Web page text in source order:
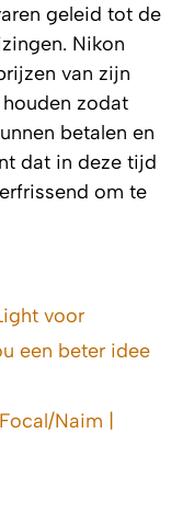
geleid tot de
Nikon
van zijn
zodat
betalen en
dat in deze tijd
om te
voor
een beter idee
Naim |